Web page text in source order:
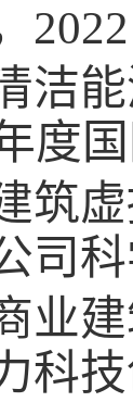
2022
洁
度
筑
司
业
科